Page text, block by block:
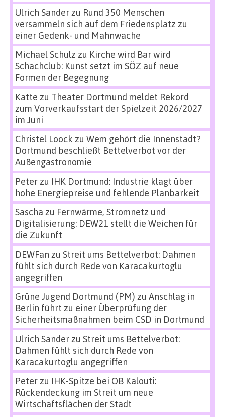
Ulrich Sanderzu Rund 350 Menschen
versammeln sich auf dem Friedensplatz zu
einer Gedenk- und Mahnwache
Michael Schulz zu Kirche wird Bar wird
Schachclub: Kunst setzt im SÖZ auf neue
Formen der Begegnung
Katte zu Theater Dortmund meldet Rekord
zum Vorverkaufsstart der Spielzeit 2026/2027
im Juni
Christel Loock zu Wem gehört die Innenstadt?
Dortmund beschließt Bettelverbot vor der
Außengastronomie
Peterzu IHK Dortmund: Industrie klagt über
hohe Energiepreise und fehlende Planbarkeit
Sascha zu Fernwärme, Stromnetz und
Digitalisierung: DEW21 stellt die Weichen für
die Zukunft
DEWFan zu Streit ums Bettelverbot: Dahmen
fühlt sich durch Rede von Karacakurtoglu
angegriffen
Grüne Jugend Dortmund (PM) zu Anschlag in
Berlin führt zu einer Überprüfung der
Sicherheitsmaßnahmen beim CSD in Dortmund
Ulrich Sanderzu Streit ums Bettelverbot:
Dahmen fühlt sich durch Rede von
Karacakurtoglu angegriffen
Peterzu IHK-Spitze bei OB Kalouti:
Rückendeckung im Streit um neue
Wirtschaftsflächen der Stadt